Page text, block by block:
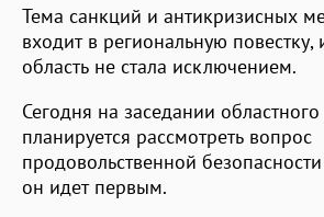
Тема санкций и антикризисных
входит в региональную повестку,
область не стала исключением.
Сегодня на заседании областного
планируется рассмотреть вопрос
продовольственной
он идет первым.